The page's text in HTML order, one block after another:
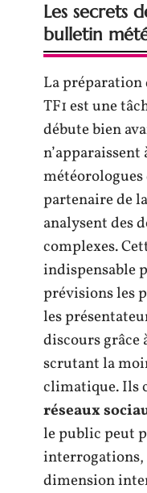
Les secrets
bulletin
La
TF1 est une
débute bien
n’apparaissent
météorologues
partenaire de
analysent des
complexes.
indispensable
prévisions les
les
discours grâce
scrutant la
climatique. Ils
réseaux
le public peut
dimension